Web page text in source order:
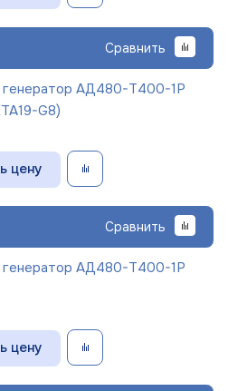
Сравнить
АД480-Т400-1Р
G8)
цену
Сравнить
АД480-Т400-1Р
цену